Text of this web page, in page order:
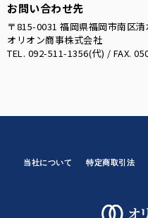
お問い合わせ先
〒815-0031 福岡県福岡市南区
オリオン商事株式会社
TEL. 092-511-1356(代) / FAX.
当社について 特定商取引法